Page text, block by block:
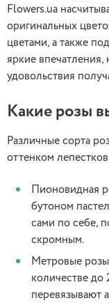
Flowers.ua
оригинальных
цветами, а также
яркие
удовольствия
Какие розы
Различные сорта
оттенком
Пионовидная
бутоном
сами по себе,
скромным.
Метровые
количестве до
перевязывают